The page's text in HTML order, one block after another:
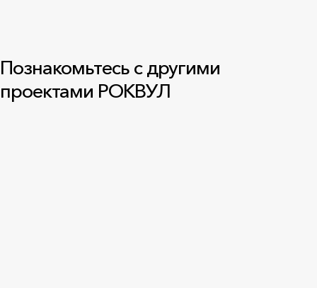
Познакомьтесь с другими
проектами РОКВУЛ